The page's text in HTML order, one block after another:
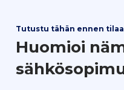
Tutustu tähän ennen
Huomioi